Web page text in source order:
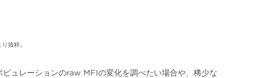
抜粋。
ュレーションのraw MFIの変化を調べたい場合や、稀少な